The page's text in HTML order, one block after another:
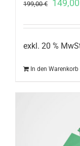
199,00€
war:
199,00
149,00
exkl. 20 %
In den Warenkorb